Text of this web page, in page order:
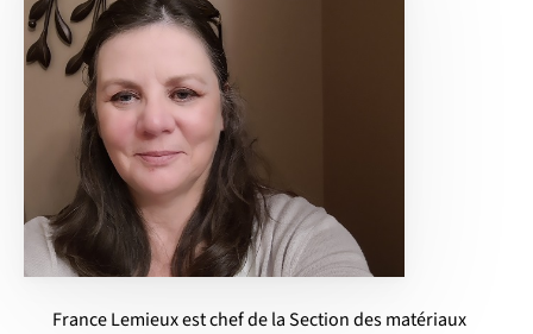
France Lemieux est chef de la Section des matériaux